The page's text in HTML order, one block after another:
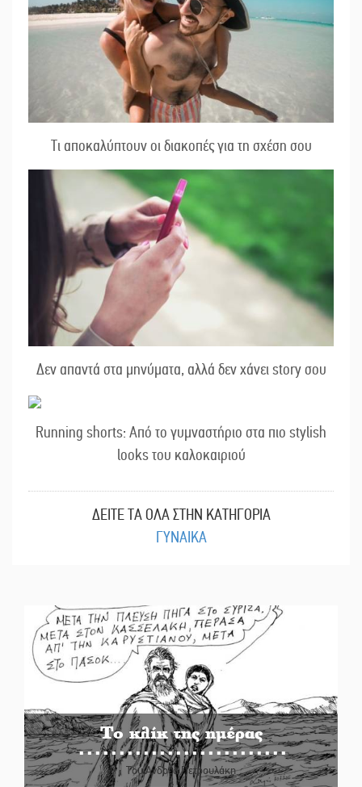
Τι αποκαλύπτουν οι διακοπές για τη σχέση σου
Δεν απαντά στα μηνύματα, αλλά δεν χάνει story σου
Running shorts: Από το γυμναστήριο στα πιο stylish
looks του καλοκαιριού
ΔΕΙΤΕ ΤΑ ΟΛΑ ΣΤΗΝ ΚΑΤΗΓΟΡΙΑ
ΓΥΝΑΙΚΑ
Το κλίκ της ημέρας
Του Ανδρέα Πετρουλάκη